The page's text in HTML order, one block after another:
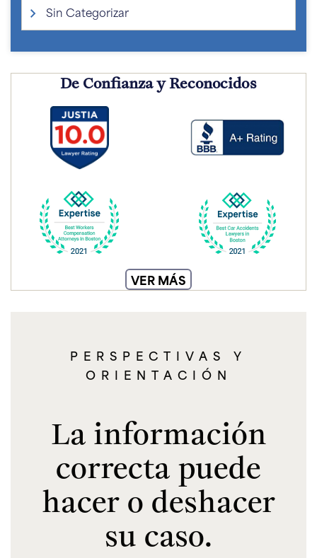
Sin Categorizar
De Confianza y Reconocidos
VER MÁS
PERSPECTIVAS Y
ORIENTACIÓN
La información
correcta puede
hacer o deshacer
su caso.